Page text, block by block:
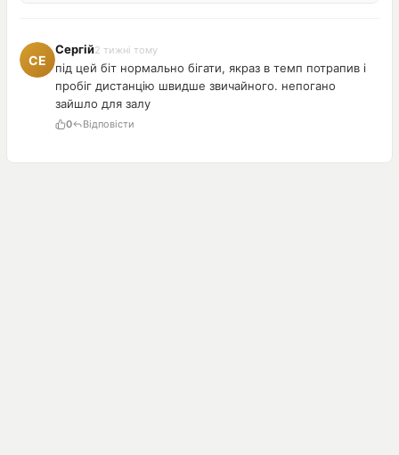
Сергій2 тижні тому
під цей біт нормально бігати, якраз в темп потрапив і
пробіг дистанцію швидше звичайного. непогано
зайшло для залу
0 Відповісти